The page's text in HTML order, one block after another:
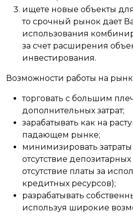
ищете новые объекты
то срочный рынок дает
использования
за счет расширения
инвестирования.
Возможности работы на
торговать с большим
дополнительных затрат;
зарабатывать как на
падающем рынке;
минимизировать
отсутствие
отсутствие платы за
кредитных ресурсов);
разрабатывать
используя широкие